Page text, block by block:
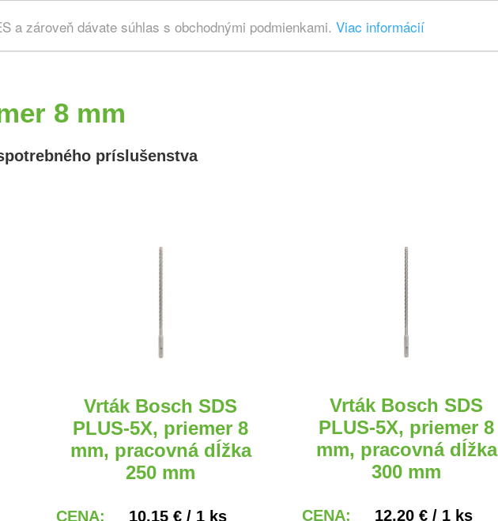
a zároveň dávate súhlas s obchodnými podmienkami. Viac informácií
8 mm
príslušenstva
Vrták Bosch SDS
PLUS-5X, priemer 8
mm, pracovná dĺžka
250 mm
CENA: 10,15 € / 1 ks
Vrták Bosch SDS
PLUS-5X, priemer 8
mm, pracovná dĺžka
300 mm
CENA: 12,20 € / 1 ks